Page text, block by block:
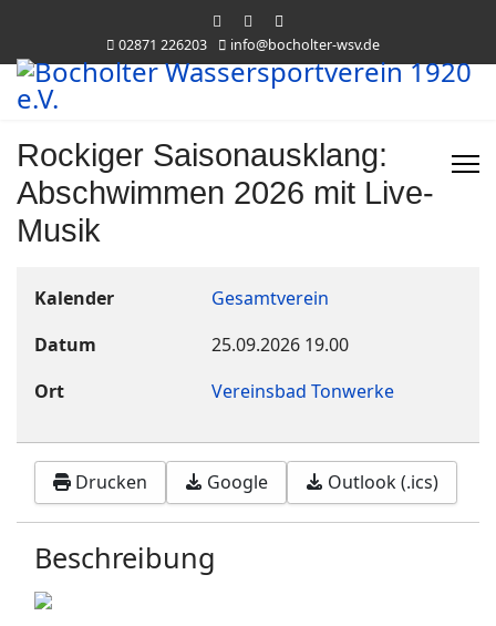
02871 226203 info@bocholter-wsv.de
Rockiger Saisonausklang:
Abschwimmen 2026 mit Live-
Musik
Kalender
Gesamtverein
Datum
25.09.2026 19.00
Ort
Vereinsbad Tonwerke
Drucken Google Outlook (.ics)
Beschreibung